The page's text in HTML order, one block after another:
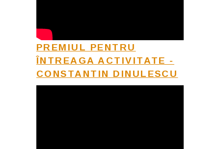
PREMIUL PENTRU
ÎNTREAGA ACTIVITATE -
CONSTANTIN DINULESCU